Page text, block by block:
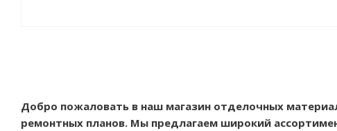
Добро пожаловать в наш магазин отделочных
ремонтных планов. Мы предлагаем широкий